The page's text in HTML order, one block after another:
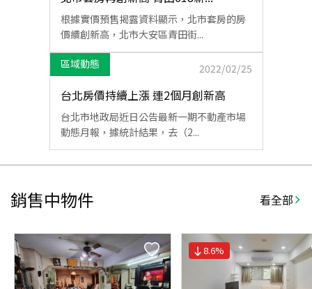
根據實價預售揭露資料顯示，北市套房的房
價續創新高，北市大安區青田街...
區域動態 2022/02/25
台北房價持續上漲 連2個月創新高
台北市地政局近日公告最新一期不動產市場
動態月報，據統計結果，去（2...
銷售中物件 看全部
8.6%